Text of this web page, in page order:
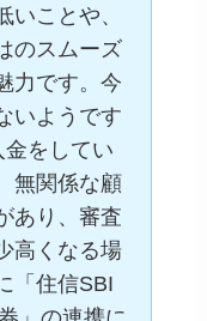
いことや、
のスムーズ
力です。今
いようです
をしてい
無関係な顧
あり、審査
高くなる場
「住信SBI